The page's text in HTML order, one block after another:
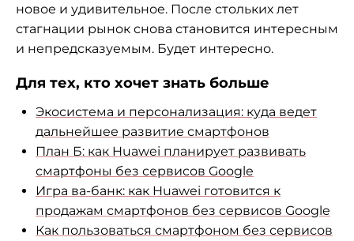
новое и удивительное. После стольких лет
стагнации рынок снова становится интересным
и непредсказуемым. Будет интересно.
Для тех, кто хочет знать больше
Экосистема и персонализация: куда ведет
дальнейшее развитие смартфонов
План Б: как Huawei планирует развивать
смартфоны без сервисов Google
Игра ва-банк: как Huawei готовится к
продажам смартфонов без сервисов Google
Как пользоваться смартфоном без сервисов